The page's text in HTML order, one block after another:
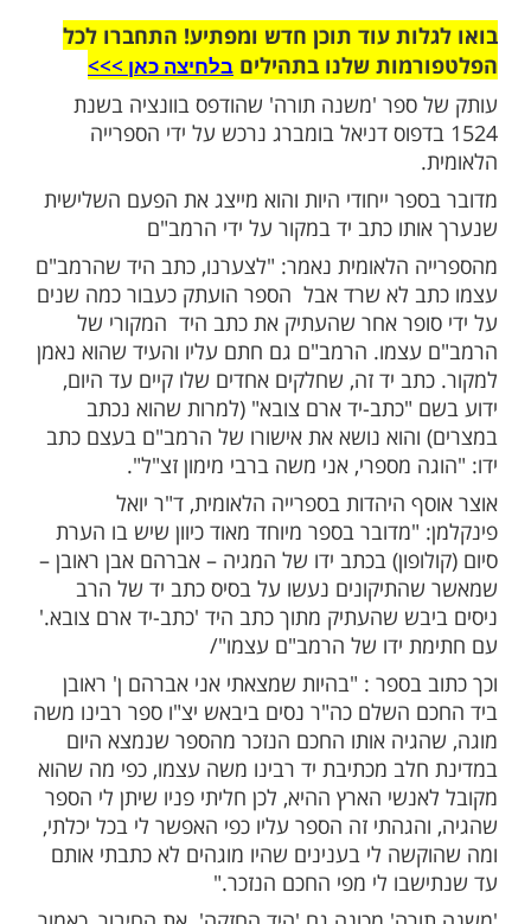
מקורי וייחודי של 'משנה תורה' נרכש על ידי
עוד תוכן חדש ומפתיע! התחברו לכל
שלנו בתהילים בלחיצה כאן >>>​
'משנה תורה' שהודפס בוונציה בשנת
בדפוס דניאל בומברג נרכש על ידי הספרייה
ייחודי היות והוא מייצג את הפעם השלישית
כתב יד במקור על ידי הרמב"ם
הלאומית נאמר: "לצערנו, כתב היד שהרמב"ם
לא שרד אבל הספר הועתק כעבור כמה שנים
אחר שהעתיק את כתב היד המקורי של
הרמב"ם גם חתם עליו והעיד שהוא נאמן
יד זה, שחלקים אחדים שלו קיים עד היום,
"כתב-יד ארם צובא" (למרות שהוא נכתב
נושא את אישורו של הרמב"ם בעצם כתב
מספרי, אני משה ברבי מימון זצ"ל"
.
היהדות בספרייה הלאומית, ד"ר יואל
מדובר בספר מיוחד מאוד כיוון שיש בו הערת